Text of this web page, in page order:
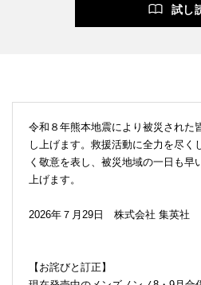
試し
令和８年熊本地震により被災された
し上げます。救援活動に全力を尽く
く敬意を表し、被災地域の一日も早
上げます。
2026年７月29日 株式会社 集英社
【お詫びと訂正】